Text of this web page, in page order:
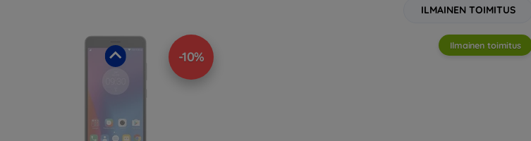
ILMAINEN TOIMITUS
-10%
Ilmainen toimitus